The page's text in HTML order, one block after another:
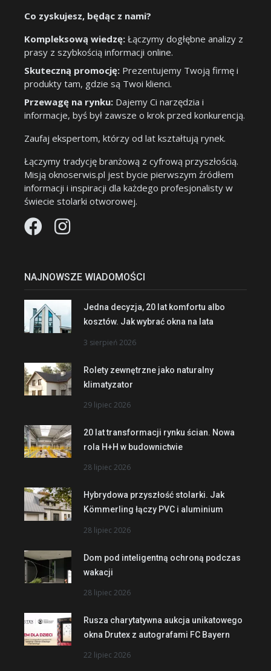
Co zyskujesz, będąc z nami?
Kompleksową wiedzę: Łączymy dogłębne analizy z
prasy z szybkością informacji online.
Skuteczną promocję: Prezentujemy Twoją firmę i
produkty tam, gdzie są Twoi klienci.
Przewagę na rynku: Dajemy Ci narzędzia i
informacje, byś był zawsze o krok przed konkurencją.
Zaufaj ekspertom, którzy od lat kształtują rynek.
Łączymy tradycję branżową z cyfrową przyszłością.
Misją oknoserwis.pl jest bycie pierwszym źródłem
informacji i inspiracji dla każdego profesjonalisty w
świecie stolarki otworowej.
NAJNOWSZE WIADOMOŚCI
Jedna decyzja, 20 lat komfortu albo
kosztów. Jak wybrać okna na lata
3 sierpień 2026
Rolety zewnętrzne jako naturalny
klimatyzator
29 lipiec 2026
20 lat transformacji rynku ścian. Nowa
rola H+H w budownictwie
28 lipiec 2026
Hybrydowa przyszłość stolarki. Jak
Kömmerling łączy PVC i aluminium
28 lipiec 2026
Dom pod inteligentną ochroną podczas
wakacji
28 lipiec 2026
Rusza charytatywna aukcja unikatowego
okna Drutex z autografami FC Bayern
22 lipiec 2026